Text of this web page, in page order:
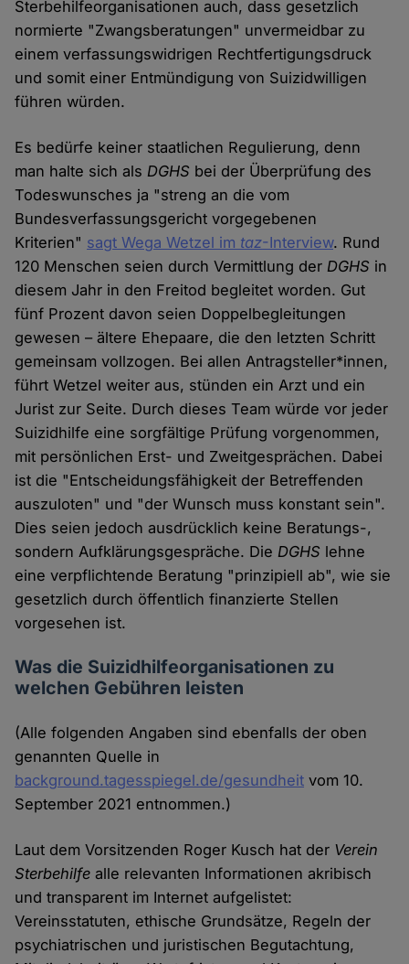
Sterbehilfeorganisationen auch, dass gesetzlich
normierte "Zwangsberatungen" unvermeidbar zu
einem verfassungswidrigen Rechtfertigungsdruck
und somit einer Entmündigung von Suizidwilligen
führen würden.
Es bedürfe keiner staatlichen Regulierung, denn
man halte sich alsDGHS bei der Überprüfung des
Todeswunsches ja "streng an die vom
Bundesverfassungsgericht vorgegebenen
Kriterien" sagt Wega Wetzel im taz-Interview. Rund
120 Menschen seien durch Vermittlung derDGHS in
diesem Jahr in den Freitod begleitet worden. Gut
fünf Prozent davon seien Doppelbegleitungen
gewesen – ältere Ehepaare, die den letzten Schritt
gemeinsam vollzogen. Bei allen Antragsteller*innen,
führt Wetzel weiter aus, stünden ein Arzt und ein
Jurist zur Seite. Durch dieses Team würde vor jeder
Suizidhilfe eine sorgfältige Prüfung vorgenommen,
mit persönlichen Erst- und Zweitgesprächen. Dabei
ist die "Entscheidungsfähigkeit der Betreffenden
auszuloten" und "der Wunsch muss konstant sein".
Dies seien jedoch ausdrücklich keine Beratungs-,
sondern Aufklärungsgespräche. DieDGHS lehne
eine verpflichtende Beratung "prinzipiell ab", wie sie
gesetzlich durch öffentlich finanzierte Stellen
vorgesehen ist.
Was die Suizidhilfeorganisationen zu
welchen Gebühren leisten
(Alle folgenden Angaben sind ebenfalls der oben
genannten Quelle in
background.tagesspiegel.de/gesundheit vom 10.
September 2021 entnommen.)
Laut dem Vorsitzenden Roger Kusch hat der Verein
Sterbehilfe alle relevanten Informationen akribisch
und transparent im Internet aufgelistet:
Vereinsstatuten, ethische Grundsätze, Regeln der
psychiatrischen und juristischen Begutachtung,